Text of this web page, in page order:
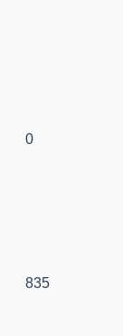
0
835